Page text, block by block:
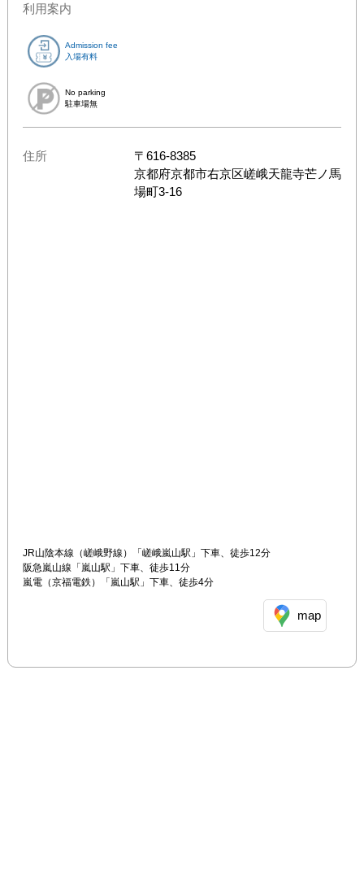
利用案内
Admission fee
入場有料
No parking
駐車場無
住所 〒 616-8385
京都府京都市右京区嵯峨天龍寺芒ノ馬
場町3-16
JR山陰本線（嵯峨野線）「嵯峨嵐山駅」下車、徒歩12分
阪急嵐山線「嵐山駅」下車、徒歩11分
嵐電（京福電鉄）「嵐山駅」下車、徒歩4分
map